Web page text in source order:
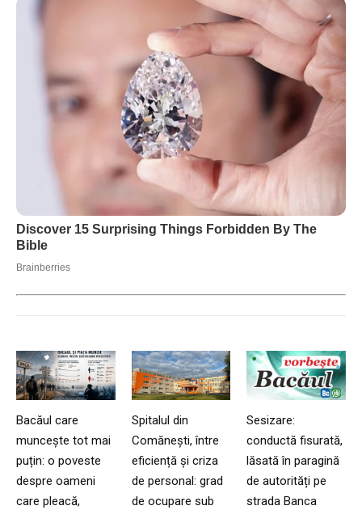
Bacăul care
muncește tot mai
puțin: o poveste
despre oameni
care pleacă,
Spitalul din
Comănești, între
eficiență și criza
de personal: grad
de ocupare sub
Sesizare:
conductă fisurată,
lăsată în paragină
de autorități pe
strada Banca